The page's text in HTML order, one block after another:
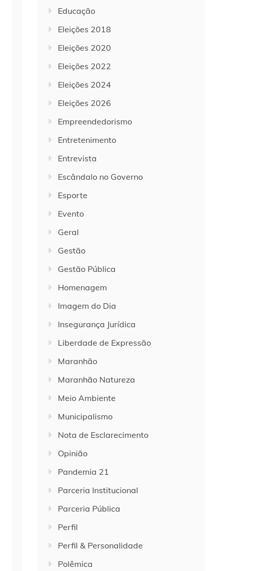
Educação
Eleições 2018
Eleições 2020
Eleições 2022
Eleições 2024
Eleições 2026
Empreendedorismo
Entretenimento
Entrevista
Escândalo no Governo
Esporte
Evento
Geral
Gestão
Gestão Pública
Homenagem
Imagem do Dia
Insegurança Jurídica
Liberdade de Expressão
Maranhão
Maranhão Natureza
Meio Ambiente
Municipalismo
Nota de Esclarecimento
Opinião
Pandemia 21
Parceria Institucional
Parceria Pública
Perfil
Perfil & Personalidade
Polêmica